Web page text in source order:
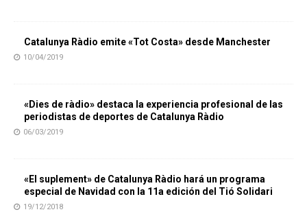
Catalunya Ràdio emite «Tot Costa» desde Manchester
10/04/2019
«Dies de ràdio» destaca la experiencia profesional de las
periodistas de deportes de Catalunya Ràdio
06/03/2019
«El suplement» de Catalunya Ràdio hará un programa
especial de Navidad con la 11a edición del Tió Solidari
19/12/2018